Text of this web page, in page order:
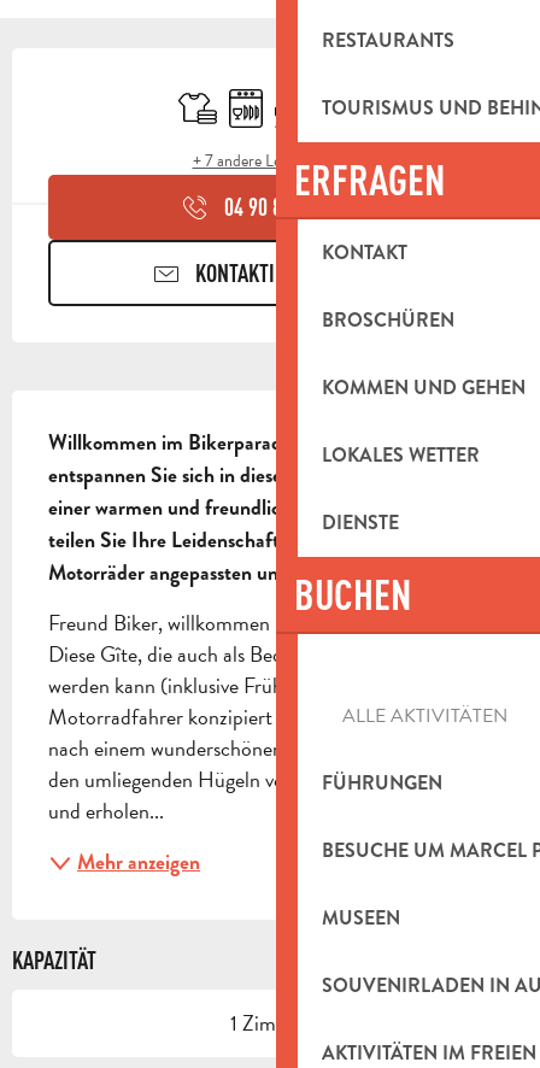
RESTAURANTS
TOURISMUS UND
ERFRAGEN
KONTAKT
BROSCHÜREN
KOMMEN UND GEHEN
LOKALES WETTER
DIENSTE
BUCHEN
ALLE AKTIVITÄTEN
FÜHRUNGEN
BESUCHE UM MARCEL
MUSEEN
SOUVENIRLADEN IN
AKTIVITÄTEN IM FREIEN
Bettwäsche und Laken
Geschirrspülmaschine
TerrasseTiere erlaubt
+ 7 andere Leistung(en)
04 90 85 45
KONTAKTIEREN SIE UNS
Willkommen im Bikerparadies! Kommen Sie und
entspannen Sie sich in dieser Oase der Ruhe, in
einer warmen und freundlichen Atmosphäre, und
teilen Sie Ihre Leidenschaft an einem speziell für
Motorräder angepassten und gestalteten Ort.
Freund Biker, willkommen bei Béa und Francky!
Diese Gîte, die auch als Bed & Breakfast gemietet
werden kann (inklusive Frühstück), wurde für
Motorradfahrer konzipiert und gestaltet, die sich
nach einem wunderschönen Tag auf der Radtour in
den umliegenden Hügeln von Pagnol entspannen
und erholen...
Mehr anzeigen
KAPAZITÄT
1 Zimmer